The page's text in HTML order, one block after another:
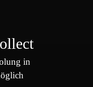
in